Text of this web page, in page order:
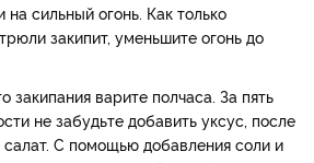
сильный огонь. Как только
закипит, уменьшите огонь до
закипания варите полчаса. За пять
не забудьте добавить уксус, после
салат. С помощью добавления соли и